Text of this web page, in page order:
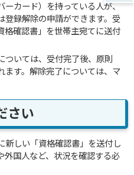
ーカード）を持っている人が、
登録解除の申請ができます。受
格確認書」を世帯主宛てに送付
いては、受付完了後、原則
ます。解除完了については、マ
さい
新しい「資格確認書」を送付し
外国人など、状況を確認する必